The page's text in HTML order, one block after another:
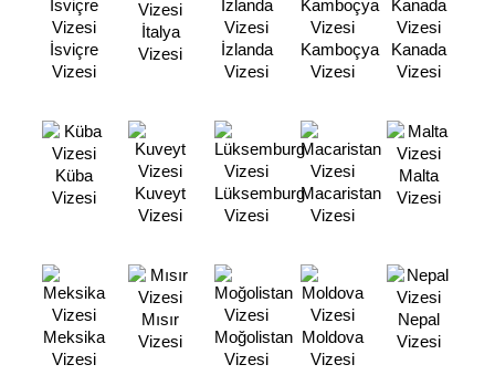
İsviçre
Vizesi
İtalya
Vizesi
İzlanda
Vizesi
Kamboçya
Vizesi
Kanada
Vizesi
Küba
Vizesi
Kuveyt
Vizesi
Lüksemburg
Vizesi
Macaristan
Vizesi
Malta
Vizesi
Meksika
Vizesi
Mısır
Vizesi
Moğolistan
Vizesi
Moldova
Vizesi
Nepal
Vizesi